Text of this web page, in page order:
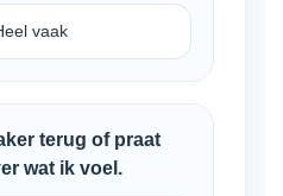
vaak
terug of praat
wat ik voel.